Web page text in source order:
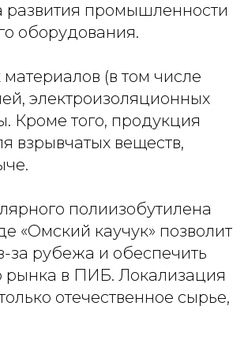
развития промышленности
оборудования.
(в том числе
электроизоляционных
Кроме того, продукция
взрывчатых веществ,
полиизобутилена
«Омский каучук» позволит
за рубежа и обеспечить
рынка в ПИБ. Локализация
отечественное сырье,